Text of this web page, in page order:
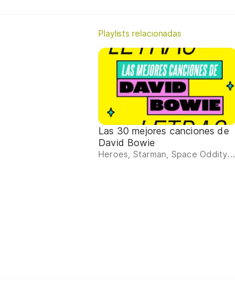
Playlists relacionadas
Las 30 mejores canciones de
David Bowie
Heroes, Starman, Space Oddity...